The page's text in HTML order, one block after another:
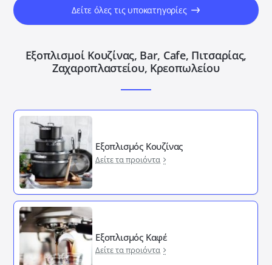
Δείτε όλες τις υποκατηγορίες
Εξοπλισμοί Κουζίνας, Bar, Cafe, Πιτσαρίας,
Ζαχαροπλαστείου, Κρεοπωλείου
Εξοπλισμός Κουζίνας
Δείτε τα προιόντα
Εξοπλισμός Καφέ
Δείτε τα προιόντα